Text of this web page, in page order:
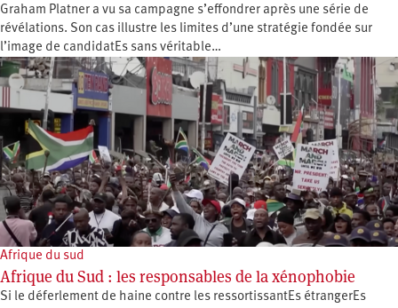
Graham Platner a vu sa campagne s’effondrer après une série de
révélations. Son cas illustre les limites d’une stratégie fondée sur
l’image de candidatEs sans véritable…
Afrique du sud
Afrique du Sud : les responsables de la xénophobie
Si le déferlement de haine contre les ressortissantEs étrangerEs